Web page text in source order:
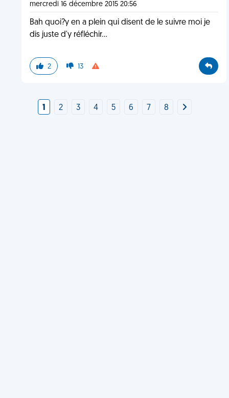
mercredi 16 décembre 2015 20:56
Bah quoi?y en a plein qui disent de le suivre moi je
dis juste d'y réfléchir...
2 13
1 2 3 4 5 6 7 8